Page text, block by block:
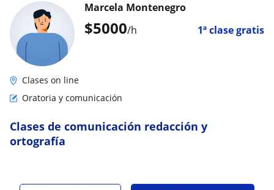
$5000/h 1ª clase gratis
Marcela Montenegro
Clases on line
Oratoria y comunicación
Clases de comunicación redacción y
ortografía